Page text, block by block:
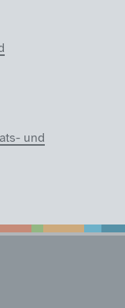
und